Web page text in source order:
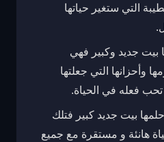
التي ستغير حياتها
بيت جديد وكبير فهي
وأحزانها التي جعلتها
فعله في الحياة.
بيت جديد كبير فتلك
هانئة و مستقرة مع جميع